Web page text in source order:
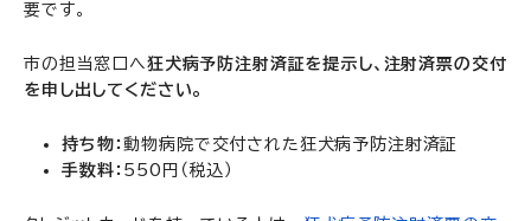
要です。
市の担当窓口へ狂犬病予防注射済証を提示し、注射済票の交付
を申し出してください。
持ち物：動物病院で交付された狂犬病予防注射済証
手数料： 550円（税込）